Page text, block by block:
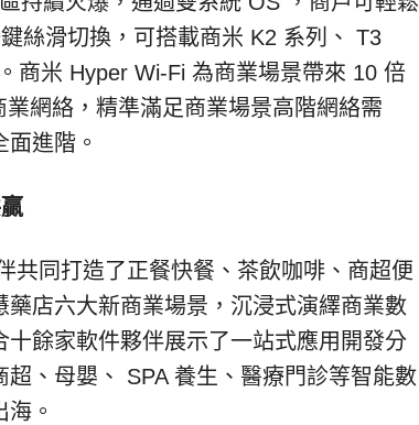
絲滑切換，可搭載商米 K2 系列、 T3
。商米 Hyper Wi-Fi 為商業場景帶來 10 倍
網絡，精準滿足商業場景高階網絡需
進階。
共同打造了正餐快餐、茶飲咖啡、商超便
店六大新商業場景，沉浸式演繹商業數
餘家軟件夥伴展示了一站式應用開發分
、母嬰、
SPA 養生、醫療門診等智能數
。